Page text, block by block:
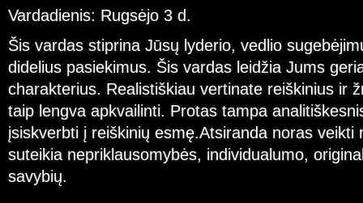
Vardadienis: Rugsėjo 3 d.
Šis vardas stiprina Jūsų lyderio, vedlio
didelius pasiekimus. Šis vardas leidžia Jums
charakterius. Realistiškiau vertinate reiškinius ir
taip lengva apkvailinti. Protas tampa
įsiskverbti į reiškinių esmę.Atsiranda noras veikti
suteikia nepriklausomybės, individualumo,
savybių.